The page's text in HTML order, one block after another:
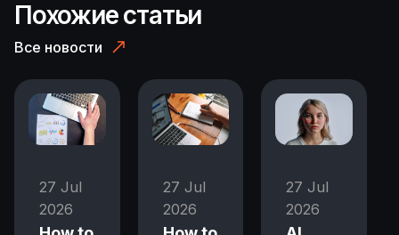
Похожие статьи
Все новости
27 Jul
2026
27 Jul
2026
27 Jul
2026